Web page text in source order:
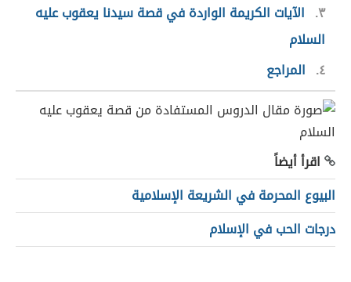
٣
الآيات الكريمة الواردة في قصة سيدنا يعقوب عليه
السلام
٤
المراجع
اقرأ أيضاً
البيوع المحرمة في الشريعة الإسلامية
درجات الحب في الإسلام